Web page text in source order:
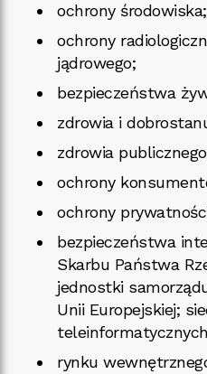
ochrony środowiska;
ochrony
jądrowego;
bezpieczeństwa
zdrowia i
zdrowia
ochrony
ochrony
bezpieczeństwa
Skarbu Państwa
jednostki
Unii Europejskiej;
rynku